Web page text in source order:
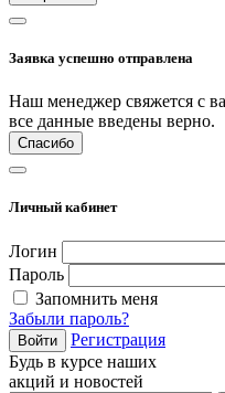
Заявка успешно отправлена
Наш менеджер свяжется с
все данные введены верно.
Спасибо
Личный кабинет
Логин
Пароль
Запомнить меня
Забыли пароль?
Войти
Регистрация
Будь в курсе наших
акций и новостей